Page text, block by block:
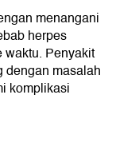
menangani
herpes
Penyakit
dengan masalah
komplikasi